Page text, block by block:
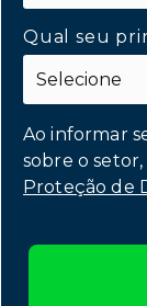
Qual seu
Ao informar
sobre o
Proteção de